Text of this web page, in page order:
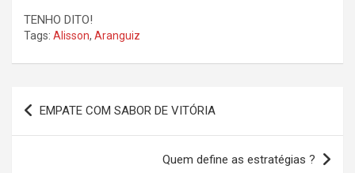
TENHO DITO!
Tags: Alisson, Aranguiz
Navegação
de
EMPATE COM SABOR DE VITÓRIA
Quem define as estratégias ?